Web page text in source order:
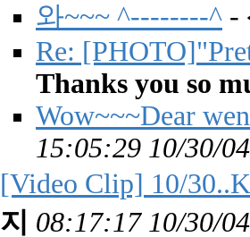
와~~~ ^--------^ -
Re:
Thanks you so
Wow~~~Dear
15:05:29 10/30/04
[Video Clip] 10/
지 08:17:17 10/30/04